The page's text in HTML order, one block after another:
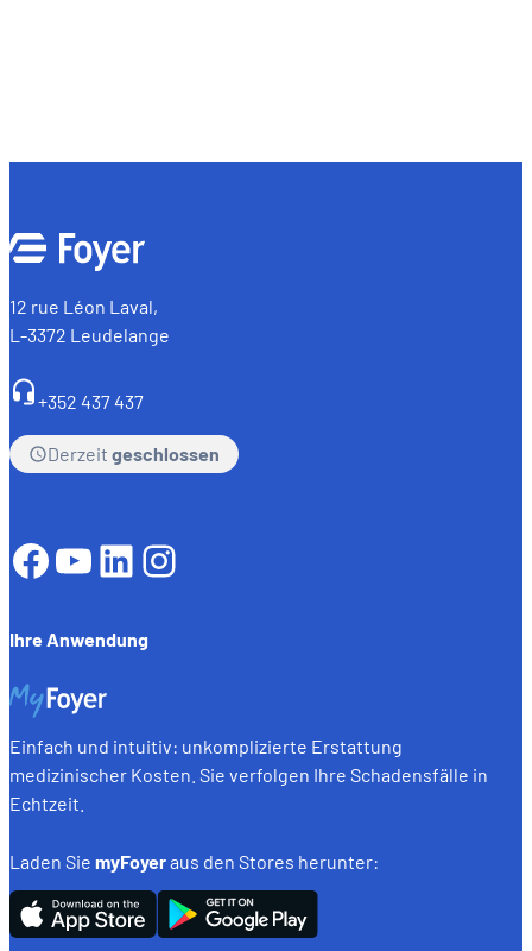
12 rue Léon Laval,
L-3372 Leudelange
+352 437 437
Derzeit geschlossen
Facebook
YouTube
LinkedIn
Instagram
Ihre Anwendung
Einfach und intuitiv: unkomplizierte Erstattung
medizinischer Kosten. Sie verfolgen Ihre Schadensfälle in
Echtzeit.
Laden Sie myFoyeraus den Stores herunter: